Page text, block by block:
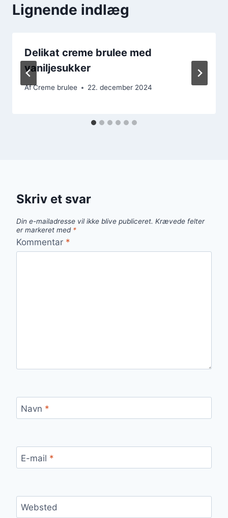
Lignende indlæg
Delikat creme brulee med
vaniljesukker
AfCreme brulee 22. december 2024
Skriv et svar
Din e-mailadresse vil ikke blive publiceret. Krævede felter
er markeret med *
Kommentar *
Navn *
E-mail *
Websted